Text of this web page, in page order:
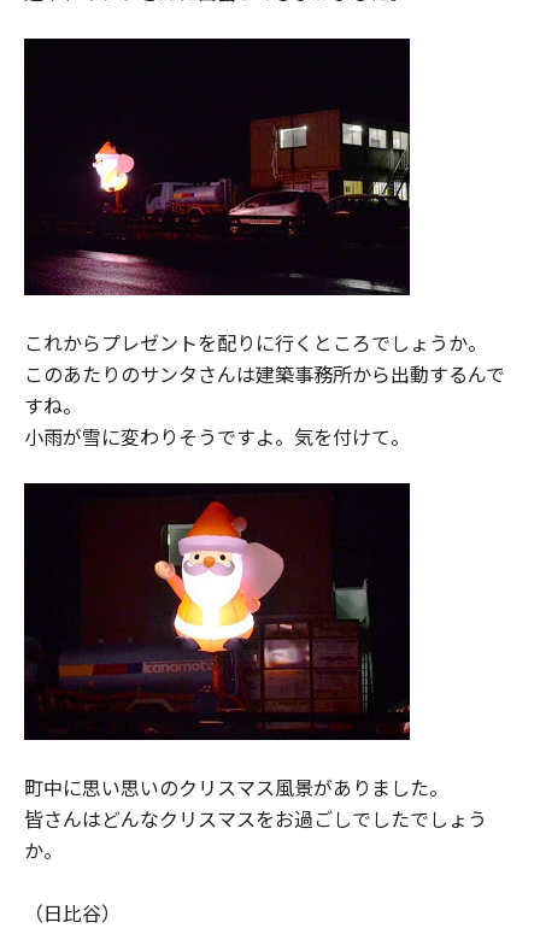
これからプレゼントを配りに行くところでしょうか。
このあたりのサンタさんは建築事務所から出動するんで
すね。
小雨が雪に変わりそうですよ。気を付けて。
町中に思い思いのクリスマス風景がありました。
皆さんはどんなクリスマスをお過ごしでしたでしょう
か。
（日比谷）